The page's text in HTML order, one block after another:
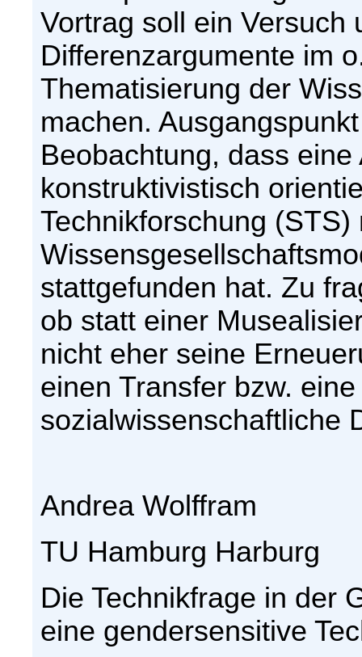
Vortrag soll ein Versuch
Differenzargumente im
Thematisierung der
machen.
Beobachtung, dass
konstruktivistisch
Technikforschung
stattgefunden hat. Zu
ob statt einer
nicht eher seine
einen Transfer bzw.
sozialwissenschaftliche
Andrea Wolffram
TU Hamburg Harburg
Die Technikfrage in der
eine gendersensitive